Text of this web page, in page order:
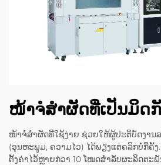
ໜ້າຈໍສຳຜັດທີ່ເປັນມິດ
ໜ້າຈໍສຳຜັດທີ່ໃຊ້ງ່າຍ ຊ່ວຍໃຫ້ຜູ້ປະຕິບັດງານ
(ອຸນຫະພູມ, ຄວາມໄວ) ໄດ້ພຽງແຕ່ຄລິກບໍ່ກີ່ຄັ້
ຕັ້ງຄ່າໄວ້ຫຼາຍກ່ວາ 10 ໂໝດສຳລັບຜະລິດຕະ